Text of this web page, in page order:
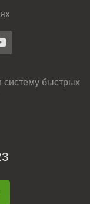
систему быстрых